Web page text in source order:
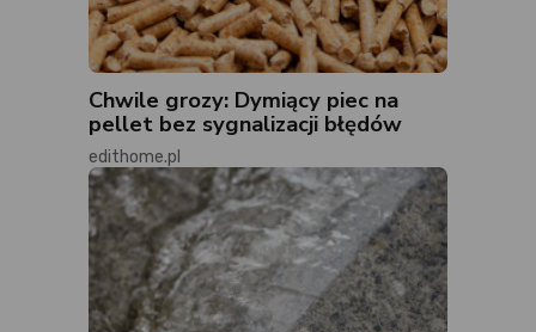
Chwile grozy: Dymiący piec na
pellet bez sygnalizacji błędów
edithome.pl